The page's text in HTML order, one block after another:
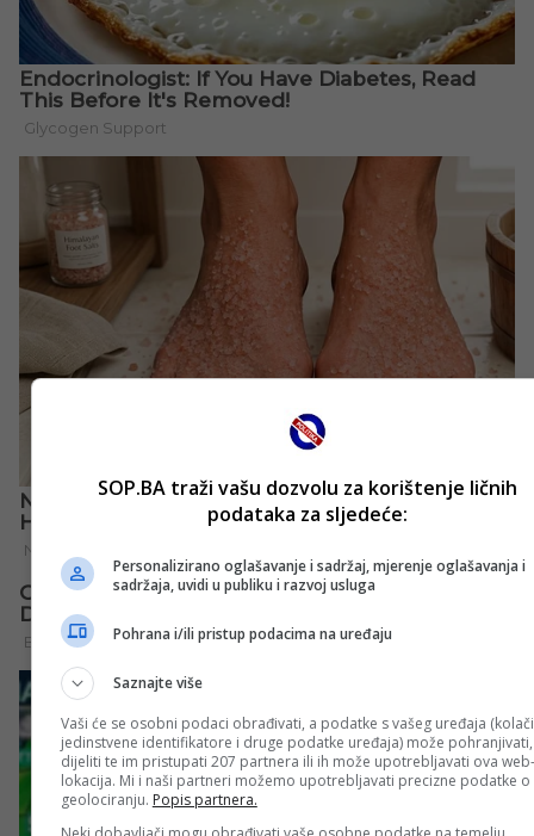
SOP.BA traži vašu dozvolu za korištenje ličnih
podataka za sljedeće:
Personalizirano oglašavanje i sadržaj, mjerenje oglašavanja i
sadržaja, uvidi u publiku i razvoj usluga
Pohrana i/ili pristup podacima na uređaju
Saznajte više
Vaši će se osobni podaci obrađivati, a podatke s vašeg uređaja
jedinstvene identifikatore i druge podatke uređaja) može pohranjivati,
dijeliti te im pristupati 207 partnera ili ih može upotrebljavati ova web-
lokacija. Mi i naši partneri možemo upotrebljavati precizne podatke o
geolociranju. Popis partnera.